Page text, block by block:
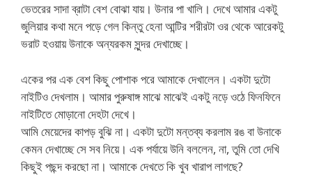
ভেতরের সাদা ব্রাটা বেশ বোঝা যায়। উনার পা খালি। দেখে আমার একটু
জুলিয়ার কথা মনে পড়ে গেল কিন্তু হেনা আন্টির শরীরটা ওর থেকে আরেকটু
ভরাট হওয়ায় উনাকে অন্যরকম সুন্দর দেখাচ্ছে।
একের পর এক বেশ কিছু পোশাক পরে আমাকে দেখালেন। একটা দুটো
নাইটিও দেখলাম। আমার পুরুষাঙ্গ মাঝে মাঝেই একটু নড়ে ওঠে ফিনফিনে
নাইটিতে মোড়ানো দেহটা দেখে।
আমি মেয়েদের কাপড় বুঝি না। একটা দুটো মন্তব্য করলাম রঙ বা উনাকে
কেমন দেখাচ্ছে সে সব নিয়ে। এক পর্যায়ে উনি বললেন, না, তুমি তো দেখি
কিছুই পছন্দ করছো না। আমাকে দেখতে কি খুব খারাপ লাগছে?